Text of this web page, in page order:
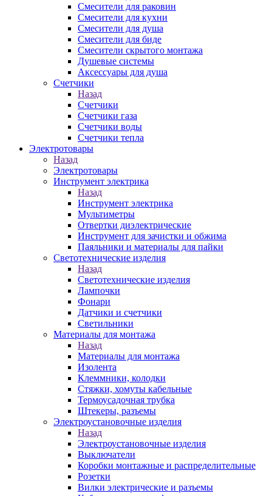
Смесители для раковин
Смесители для кухни
Смесители для душа
Смесители для биде
Смесители скрытого монтажа
Душевые системы
Аксессуары для душа
Счетчики
Назад
Счетчики
Счетчики газа
Счетчики воды
Счетчики тепла
Электротовары
Назад
Электротовары
Инструмент электрика
Назад
Инструмент электрика
Мультиметры
Отвертки диэлектрические
Инструмент для зачистки и обжима
Паяльники и материалы для пайки
Светотехнические изделия
Назад
Светотехнические изделия
Лампочки
Фонари
Датчики и счетчики
Светильники
Материалы для монтажа
Назад
Материалы для монтажа
Изолента
Клеммники, колодки
Стяжки, хомуты кабельные
Термоусадочная трубка
Штекеры, разъемы
Электроустановочные изделия
Назад
Электроустановочные изделия
Выключатели
Коробки монтажные и распределительные
Розетки
Вилки электрические и разъемы